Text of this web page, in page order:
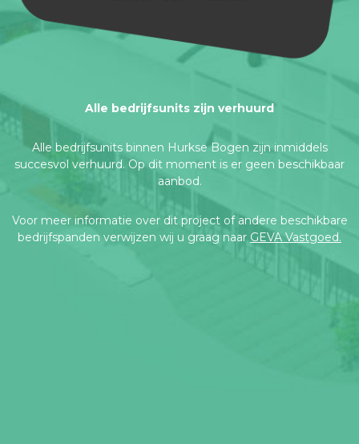
Alle bedrijfsunits zijn verhuurd
Alle bedrijfsunits binnen Hurkse Bogen zijn inmiddels
succesvol verhuurd. Op dit moment is er geen beschikbaar
aanbod.
Voor meer informatie over dit project of andere beschikbare
bedrijfspanden verwijzen wij u graag naar GEVA Vastgoed.